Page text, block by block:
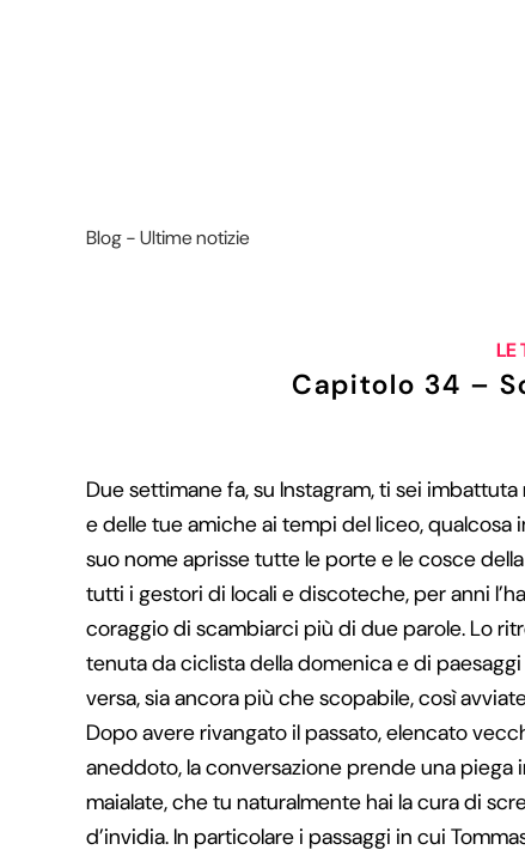
Blog - Ultime notizie
LE
Capitolo 34 –
Due settimane fa, su Instagram, ti sei
e delle tue amiche ai tempi del liceo, qualcosa
suo nome aprisse tutte le porte e le cosce
tutti i gestori di locali e discoteche, per anni
coraggio di scambiarci più di due parole. Lo
tenuta da ciclista della domenica e di
versa, sia ancora più che scopabile, così
Dopo avere rivangato il passato, elencato
aneddoto, la conversazione prende una
maialate, che tu naturalmente hai la cura di
d’invidia. In particolare i passaggi in cui